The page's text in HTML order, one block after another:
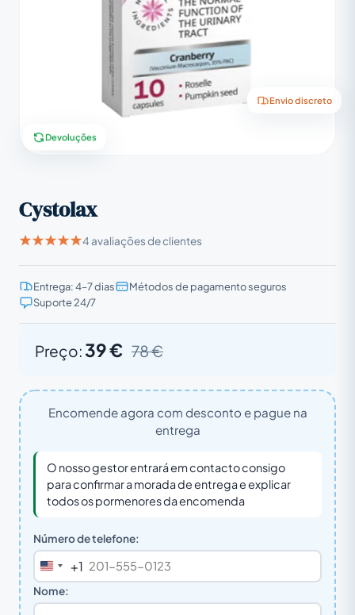
Envio discreto
Devoluções
Cystolax
4 avaliações de clientes
Entrega: 4–7 dias
Métodos de pagamento seguros
Suporte 24/7
Preço:39 € 78 €
Encomende agora com desconto e pague na
entrega
O nosso gestor entrará em contacto consigo
para confirmar a morada de entrega e explicar
todos os pormenores da encomenda
Número de telefone:
United
States
+1
Nome: